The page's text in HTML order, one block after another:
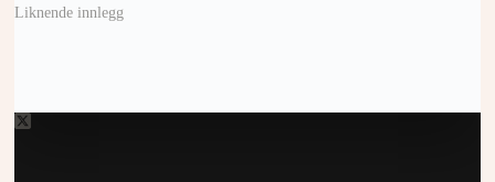
Liknende innlegg